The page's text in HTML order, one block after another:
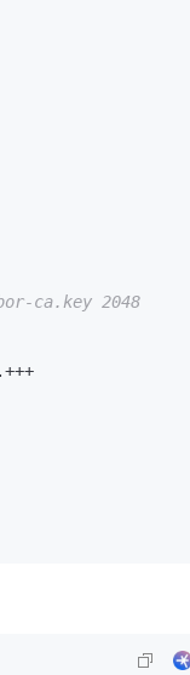
ca.key 2048